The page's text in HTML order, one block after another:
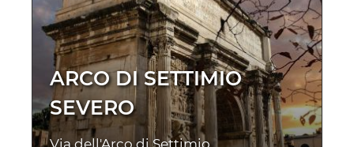
ARCO DI SETTIMIO
SEVERO